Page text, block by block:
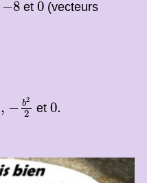
−8 et0 (vecteurs
, − b2
2
b2
et0.
0.